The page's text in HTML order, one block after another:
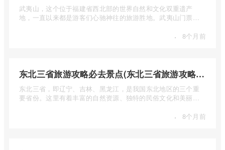
武夷山，这个位于福建省西北部的世界自然和文化双重遗产
地，一直以来都是游客们心驰神往的旅游胜地。武夷山门票多
· 8个月前
东北三省旅游攻略必去景点(东北三省旅游攻略必去景点视频介绍)
东北三省，即辽宁、吉林、黑龙江，是我国东北地区的三个重
要省份。这里有着丰富的自然资源、独特的民俗文化和美丽的
· 8个月前